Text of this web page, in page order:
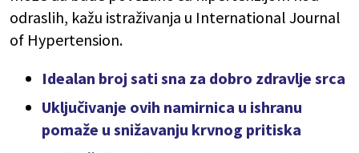
odraslih, kažu istraživanja u International Journal
of Hypertension‌‌.‌
Idealan broj sati sna za dobro zdravlje srca
Uključivanje ovih namirnica u ishranu
pomaže u snižavanju krvnog pritiska